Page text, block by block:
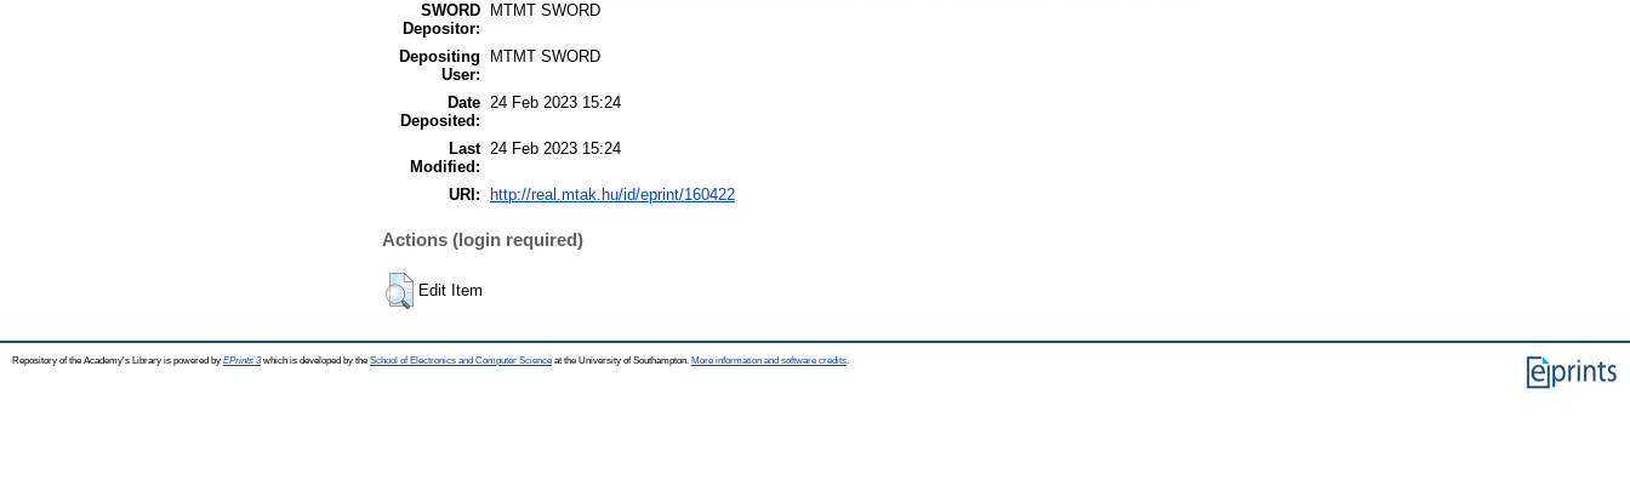
SWORD
Depositor:
MTMT SWORD
Depositing
User:
MTMT SWORD
Date
Deposited:
24 Feb 2023 15:24
Last
Modified:
24 Feb 2023 15:24
URI: http://real.mtak.hu/id/eprint/160422
Actions (login required)
Edit Item
Repository of the Academy's Library is powered by EPrints 3which is developed by the School of Electronics and Computer Science at the University of Southampton. More information and software credits